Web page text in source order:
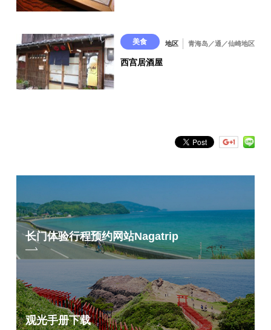
美食 地区 青海岛／通／仙崎地区
西宫居酒屋
长门体验行程预约网站Nagatrip
观光手册下载